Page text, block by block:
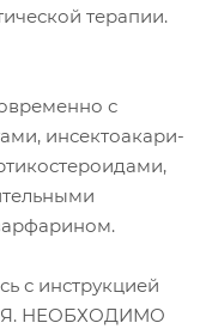
терапии.
с
инсектоакари-
с инструкцией
НЕОБХОДИМО